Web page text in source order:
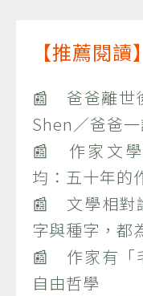
【推薦閱讀】
📰 爸爸離世
Shen／爸爸
📰 作家文學
均：五十年的
📰 文學相對
字與種字，都
📰 作家有「
自由哲學